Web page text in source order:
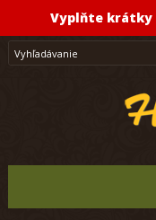
Vyplňte krátky